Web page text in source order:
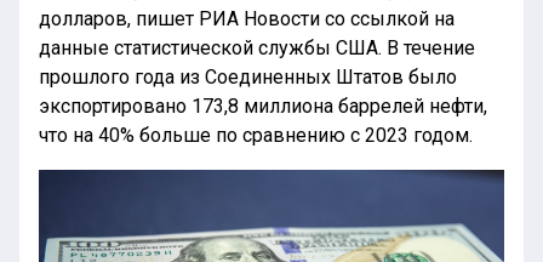
долларов, пишет РИА Новости со ссылкой на
данные статистической службы США. В течение
прошлого года из Соединенных Штатов было
экспортировано 173,8 миллиона баррелей нефти,
что на 40% больше по сравнению с 2023 годом.